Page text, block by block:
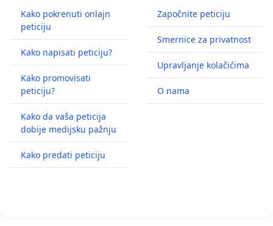
Kako pokrenuti onlajn
peticiju
Kako napisati peticiju?
Kako promovisati
peticiju?
Kako da vaša peticija
dobije medijsku pažnju
Kako predati peticiju
Započnite peticiju
Smernice za privatnost
Upravljanje kolačićima
O nama